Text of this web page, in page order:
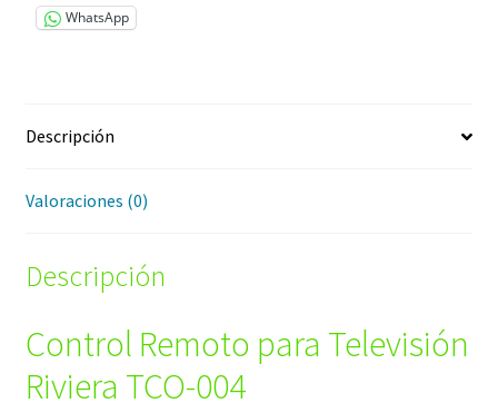
WhatsApp
Descripción
Valoraciones (0)
Descripción
Control Remoto para Televisión
Riviera TCO-004